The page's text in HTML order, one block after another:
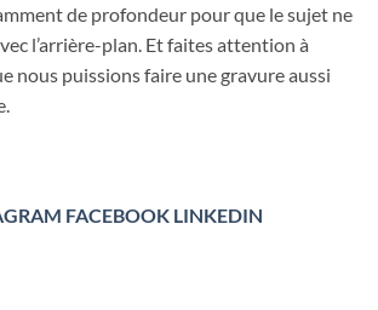
de profondeur pour que le sujet ne
l’arrière-plan. Et faites attention à
nous puissions faire une gravure aussi
FACEBOOK LINKEDIN